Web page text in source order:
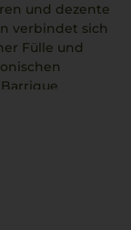
und dezente
verbindet sich
Fülle und
Struktur, die